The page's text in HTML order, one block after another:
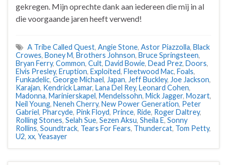
gekregen. Mijn oprechte dank aan iedereen die mij in al
die voorgaande jaren heeft verwend!
A Tribe Called Quest, Angie Stone, Astor Piazzolla, Black
Crowes, Boney M, Brothers Johnson, Bruce Springsteen,
Bryan Ferry, Common, Cult, David Bowie, Dead Prez, Doors,
Elvis Presley, Eruption, Exploited, Fleetwood Mac, Foals,
Funkadelic, George Michael, Japan, Jeff Buckley, Joe Jackson,
Karajan, Kendrick Lamar, Lana Del Rey, Leonard Cohen,
Madonna, Marinierskapel, Mendelssohn, Mick Jagger, Mozart,
Neil Young, Neneh Cherry, New Power Generation, Peter
Gabriel, Pharcyde, Pink Floyd, Prince, Ride, Roger Daltrey,
Rolling Stones, Selah Sue, Sezen Aksu, Sheila E, Sonny
Rollins, Soundtrack, Tears For Fears, Thundercat, Tom Petty,
U2, xx, Yeasayer